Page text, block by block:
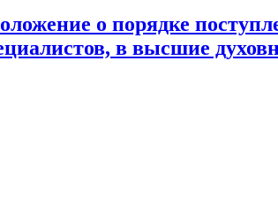
о порядке
в высшие